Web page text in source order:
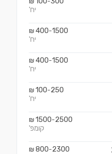
יח'
400-1500
₪
יח'
400-1500
₪
יח'
100-250
₪
יח'
1500-2500
₪
קומפ'
800-2300
₪